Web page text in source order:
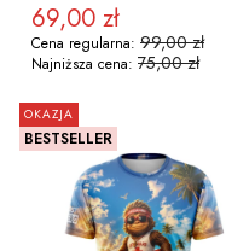
Cena promocyjna
69,00 zł
Cena regularna: 99,00 zł
Najniższa cena: 75,00 zł
OKAZJA
BESTSELLER